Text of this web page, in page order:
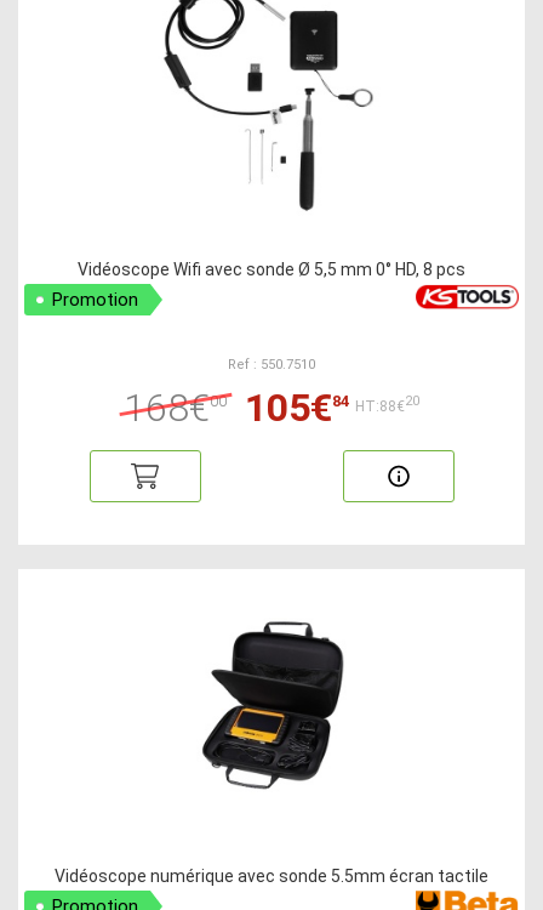
Vidéoscope Wifi avec sonde Ø 5,5 mm 0° HD, 8 pcs
Promotion
Ref : 550.7510
168€00 105€84 HT:88€20
Vidéoscope numérique avec sonde 5.5mm écran tactile